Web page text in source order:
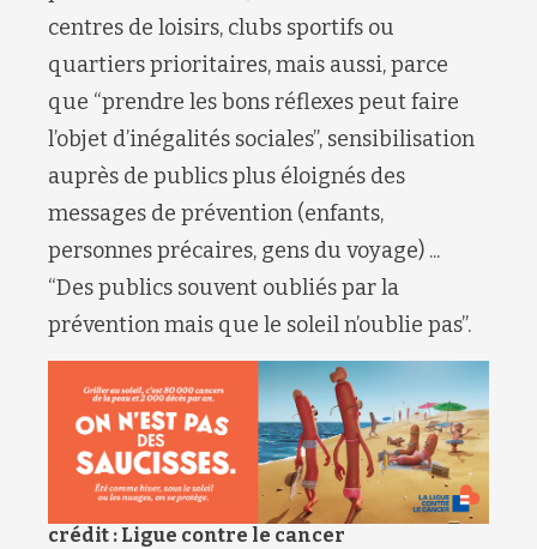
centres de loisirs, clubs sportifs ou
quartiers prioritaires, mais aussi, parce
que “prendre les bons réflexes peut faire
l’objet d’inégalités sociales”, sensibilisation
auprès de publics plus éloignés des
messages de prévention (enfants,
personnes précaires, gens du voyage) ...
“Des publics souvent oubliés par la
prévention mais que le soleil n’oublie pas”.
crédit : Ligue contre le cancer